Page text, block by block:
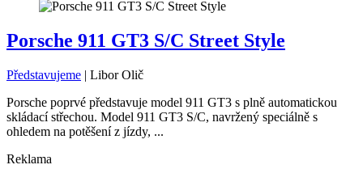
Porsche 911 GT3 S/C Street Style
Představujeme | Libor Olič
Porsche poprvé představuje model 911 GT3 s plně automatickou
skládací střechou. Model 911 GT3 S/C, navržený speciálně s
ohledem na potěšení z jízdy, ...
Reklama